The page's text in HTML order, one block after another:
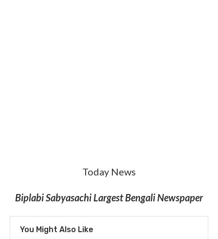
Today News
Biplabi Sabyasachi LargestBengali Newspaper
You Might Also Like